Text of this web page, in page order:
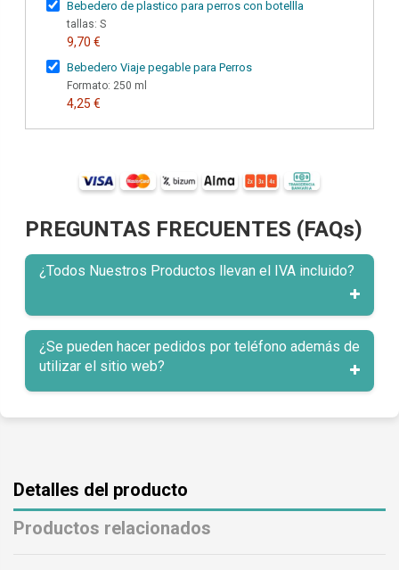
Bebedero de plastico para perros con botellla
tallas: S
9,70 €
Bebedero Viaje pegable para Perros
Formato: 250 ml
4,25 €
PREGUNTAS FRECUENTES (FAQs)
¿Todos Nuestros Productos llevan el IVA incluido?
¿Se pueden hacer pedidos por teléfono además de
utilizar el sitio web?
Detalles del producto
Productos relacionados